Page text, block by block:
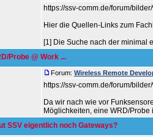
https://ssv-comm.de/forum/
Hier die Quellen-Links zum
[1] Die Suche nach der minimal
Probe @ Work ...
Forum: Wireless Remote
https://ssv-comm.de/forum/
Da wir nach wie vor
Möglichkeiten, eine WRD/
SSV eigentlich noch Gateways?